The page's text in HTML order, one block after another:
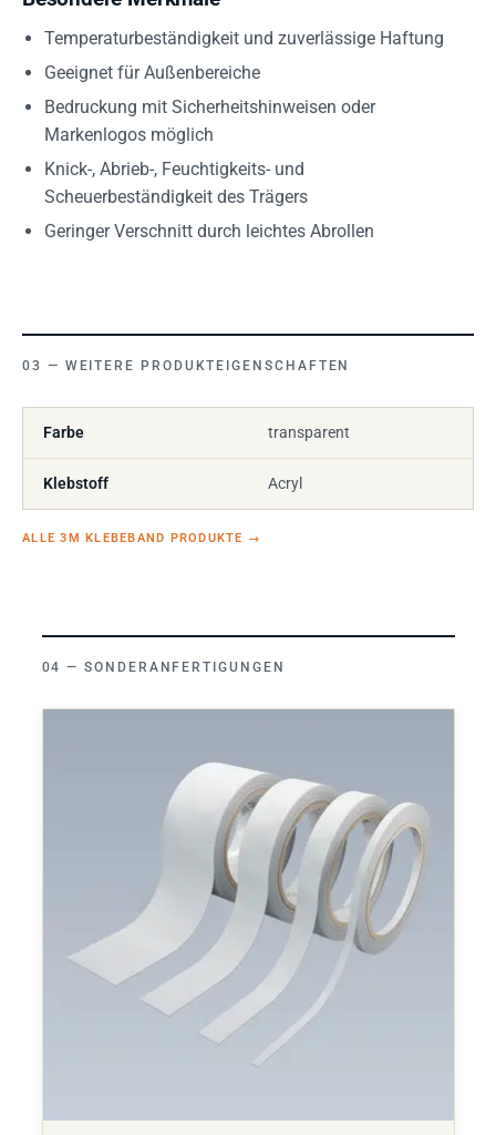
Temperaturbeständigkeit und zuverlässige Haftung
Geeignet für Außenbereiche
Bedruckung mit Sicherheitshinweisen oder
Markenlogos möglich
Knick-, Abrieb-, Feuchtigkeits- und
Scheuerbeständigkeit des Trägers
Geringer Verschnitt durch leichtes Abrollen
WEITERE PRODUKTEIGENSCHAFTEN
Farbe transparent
Klebstoff Acryl
ALLE 3M KLEBEBAND PRODUKTE →
SONDERANFERTIGUNGEN